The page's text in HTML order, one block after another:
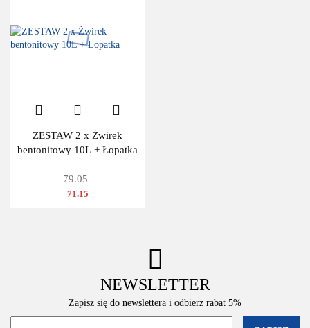
ZESTAW 2 x Żwirek
bentonitowy 10L + Łopatka
79.05
71.15
NEWSLETTER
Zapisz się do newslettera i odbierz rabat 5%